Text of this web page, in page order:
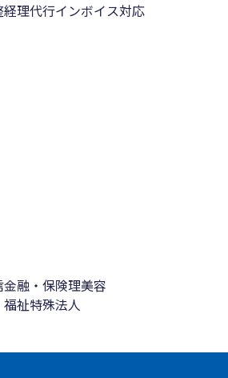
経理代行インボイス対応
金融・保険理美容
福祉特殊法人